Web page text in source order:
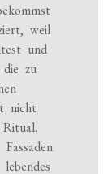
weil
und
zu
nicht